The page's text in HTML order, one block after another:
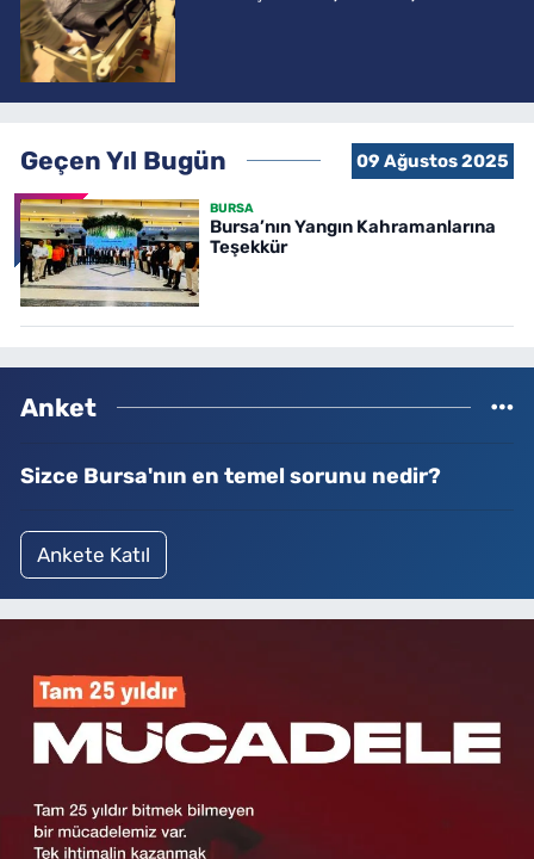
Geçen Yıl Bugün 09 Ağustos 2025
BURSA
Bursa’nın Yangın Kahramanlarına
Teşekkür
Anket
Sizce Bursa'nın en temel sorunu nedir?
Ankete Katıl